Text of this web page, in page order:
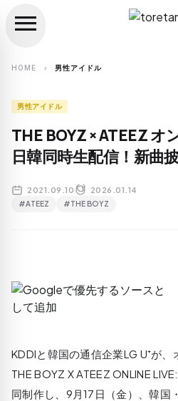
search
menu
HOME chevron_right 男性アイドル
男性アイドル
THE BOYZ × ATEEZ
日韓同時生配信！新曲
2021.09.10 2026.01.14
#ATEEZ #THE BOYZ
KDDIと韓国の通信企業LG U⁺が
THE BOYZ X ATEEZ ONLINE
同制作し、9月17日（金）、韓国